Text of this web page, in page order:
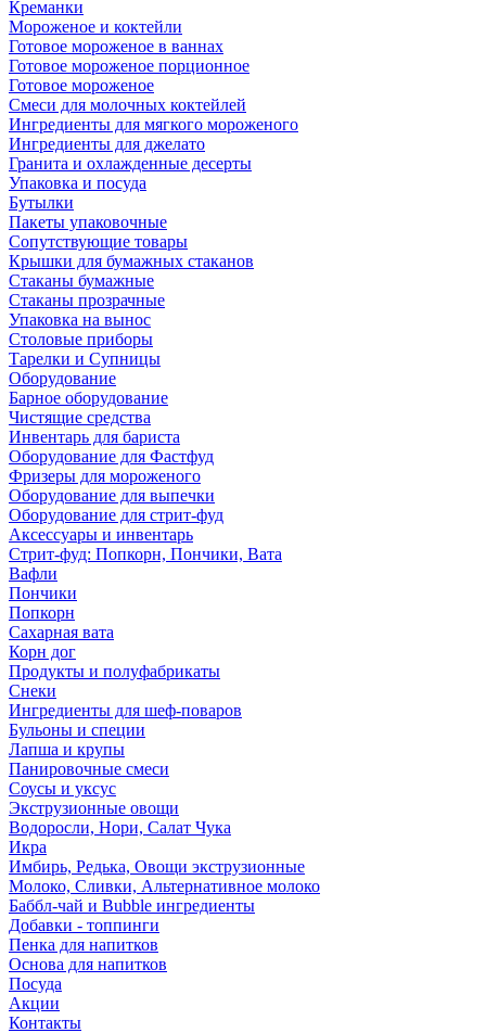
Креманки
Мороженое и коктейли
Готовое мороженое в ваннах
Готовое мороженое порционное
Готовое мороженое
Смеси для молочных коктейлей
Ингредиенты для мягкого мороженого
Ингредиенты для джелато
Гранита и охлажденные десерты
Упаковка и посуда
Бутылки
Пакеты упаковочные
Сопутствующие товары
Крышки для бумажных стаканов
Стаканы бумажные
Стаканы прозрачные
Упаковка на вынос
Столовые приборы
Тарелки и Супницы
Оборудование
Барное оборудование
Чистящие средства
Инвентарь для бариста
Оборудование для Фастфуд
Фризеры для мороженого
Оборудование для выпечки
Оборудование для стрит-фуд
Аксессуары и инвентарь
Стрит-фуд: Попкорн, Пончики, Вата
Вафли
Пончики
Попкорн
Сахарная вата
Корн дог
Продукты и полуфабрикаты
Снеки
Ингредиенты для шеф-поваров
Бульоны и специи
Лапша и крупы
Панировочные смеси
Соусы и уксус
Экструзионные овощи
Водоросли, Нори, Салат Чука
Икра
Имбирь, Редька, Овощи экструзионные
Молоко, Сливки, Альтернативное молоко
Баббл-чай и Bubble ингредиенты
Добавки - топпинги
Пенка для напитков
Основа для напитков
Посуда
Акции
Контакты